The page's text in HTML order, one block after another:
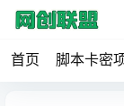
首页 脚本卡密